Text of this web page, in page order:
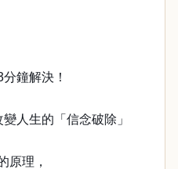
鐘解決！
人生的「信念破除」
原理，